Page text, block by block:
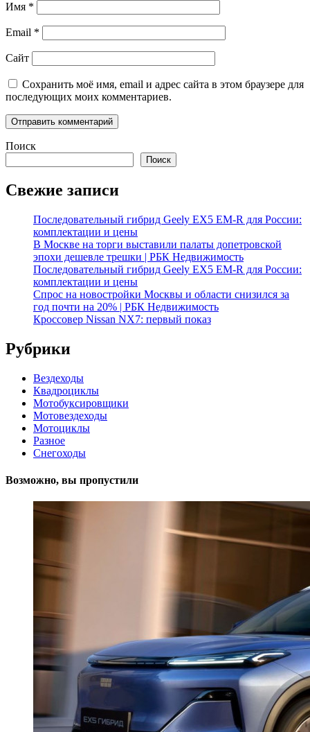
Имя *
Email *
Сайт
Сохранить моё имя, email и адрес сайта в этом браузере для
последующих моих комментариев.
Поиск
Поиск
Свежие записи
Последовательный гибрид Geely EX5 EM-R для России:
комплектации и цены
В Москве на торги выставили палаты допетровской
эпохи дешевле трешки | РБК Недвижимость
Последовательный гибрид Geely EX5 EM-R для России:
комплектации и цены
Спрос на новостройки Москвы и области снизился за
год почти на 20% | РБК Недвижимость
Кроссовер Nissan NX7: первый показ
Рубрики
Вездеходы
Квадроциклы
Мотобуксировщики
Мотовездеходы
Мотоциклы
Разное
Снегоходы
Возможно, вы пропустили